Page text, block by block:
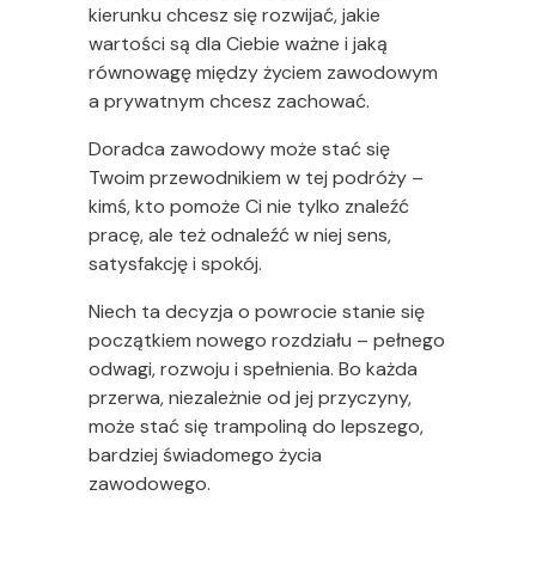
kierunku chcesz się rozwijać, jakie
wartości są dla Ciebie ważne i jaką
równowagę między życiem zawodowym
a prywatnym chcesz zachować.
Doradca zawodowy może stać się
Twoim przewodnikiem w tej podróży –
kimś, kto pomoże Ci nie tylko znaleźć
pracę, ale też odnaleźć w niej sens,
satysfakcję i spokój.
Niech ta decyzja o powrocie stanie się
początkiem nowego rozdziału – pełnego
odwagi, rozwoju i spełnienia. Bo każda
przerwa, niezależnie od jej przyczyny,
może stać się trampoliną do lepszego,
bardziej świadomego życia
zawodowego.